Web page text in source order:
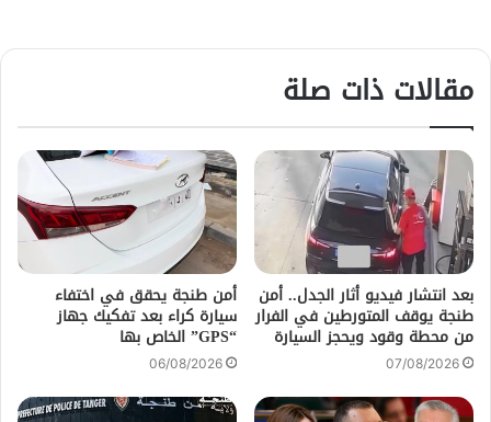
مقالات ذات صلة
بعد انتشار فيديو أثار الجدل.. أمن
طنجة يوقف المتورطين في الفرار
من محطة وقود ويحجز السيارة
07/08/2026
أمن طنجة يحقق في اختفاء
سيارة كراء بعد تفكيك جهاز
“GPS” الخاص بها
06/08/2026